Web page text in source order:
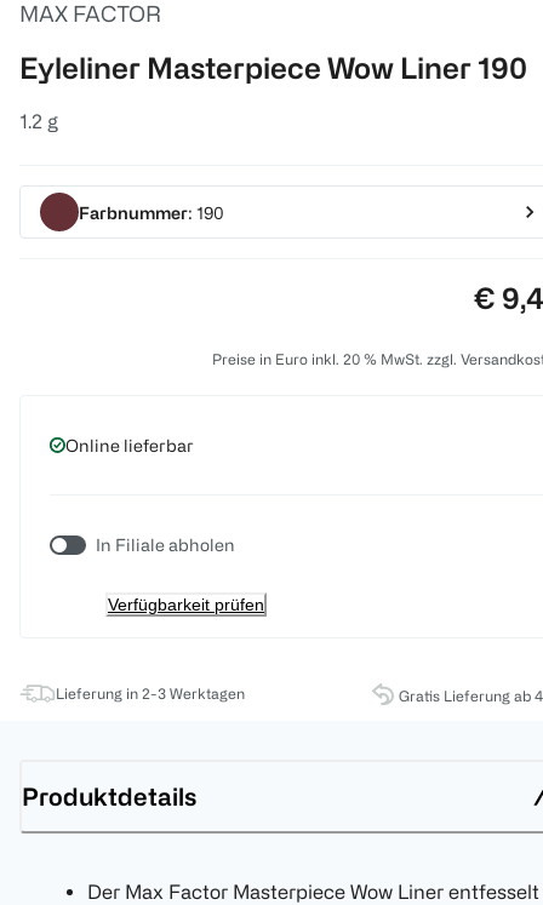
MAX FACTOR
Eyleliner Masterpiece Wow Liner 190
1.2 g
Farbnummer: 190
€
Preise in Euro inkl. 20 % MwSt. zzgl.
Online lieferbar
In Filiale abholen
Verfügbarkeit prüfen
Lieferung in 2-3 Werktagen Gratis Lieferung ab
Produktdetails
Der Max Factor Masterpiece Wow Liner entfesselt